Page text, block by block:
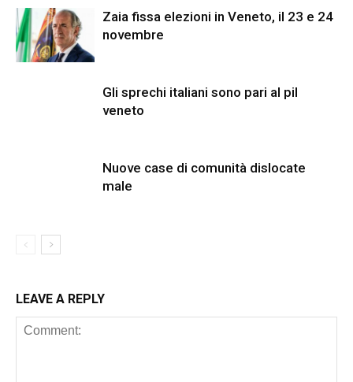
Zaia fissa elezioni in Veneto, il 23 e 24
novembre
Gli sprechi italiani sono pari al pil
veneto
Nuove case di comunità dislocate
male
LEAVE A REPLY